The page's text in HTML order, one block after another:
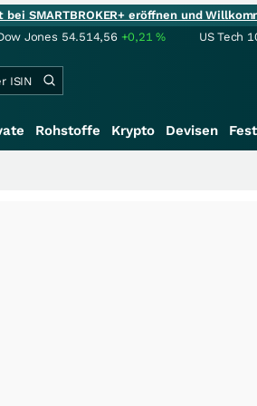
SMARTBROKER+ eröffnen und
Jones 54.514,56 +0,21% US Tech
Rohstoffe Krypto Devisen